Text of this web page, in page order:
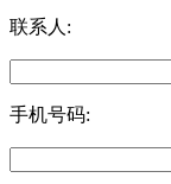
联系人:
手机号码: